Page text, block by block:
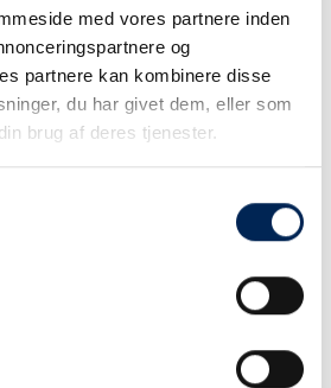
med vores partnere inden
og
partnere kan kombinere disse
du har givet dem, eller som
brug af deres tjenester.